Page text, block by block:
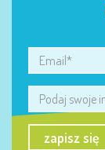
zapisz się